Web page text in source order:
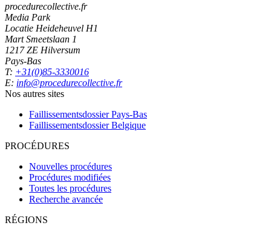
procedurecollective.fr
Media Park
Locatie Heideheuvel H1
Mart Smeetslaan 1
1217 ZE Hilversum
Pays-Bas
T: +31(0)85-3330016
E: info@procedurecollective.fr
Nos autres sites
Faillissementsdossier Pays-Bas
Faillissementsdossier Belgique
PROCÉDURES
Nouvelles procédures
Procédures modifiées
Toutes les procédures
Recherche avancée
RÉGIONS